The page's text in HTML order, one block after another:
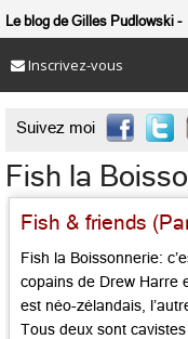
Le blog de Gilles Pudlowski
Inscrivez-vous
Suivez moi
Fish la
Fish & friends
Fish la Boissonnerie:
copains de Drew Harre
est néo-zélandais,
Tous deux sont